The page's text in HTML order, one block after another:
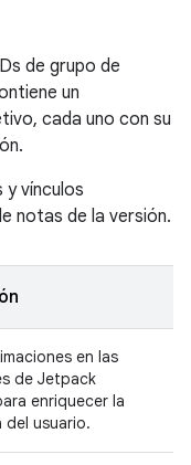
de grupo de
un
cada uno con su
y vínculos
notas de la versión.
en las
de Jetpack
enriquecer la
del usuario.